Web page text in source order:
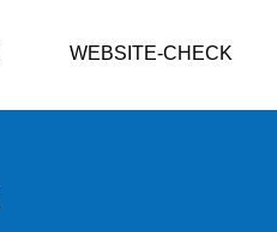
WEBSITE-CHECK